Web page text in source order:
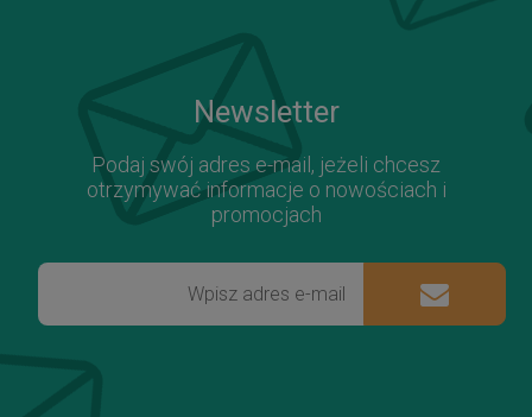
Newsletter
Podaj swój adres e-mail, jeżeli chcesz
otrzymywać informacje o nowościach i
promocjach